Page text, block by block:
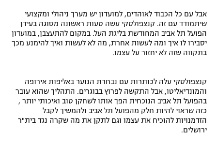
אבל עם כל הכבוד לאוהדים, למועדון יש מערך ניהולי ומקצועי
שיתמודד עם זה. קנצפולסקי עשה טעות ראשונה מסוגה בעידן
הפועל תל אביב המחודשת בליגת העל. במקום להתעצבן, במועדון
יסבירו לו איך ומה לעשות אחרת, מה לא לעשות ואיך להימנע מכך
בתקווה שזה לא יחזור על עצמו.
קנצפולסקי עלה לכותרות עם נבחרת הנוער באליפות אירופה
והמונדיאליטו, אבל התקשה לפרוץ בבוגרים. התהליך שהוא עובר
בהפועל תל אביב הנוכחית הפך אותו לשחקן טוב ואיכותי יותר ,
כזה שראוי להיות חלק מהפועל תל אביב ולהמשיך לקבל
הזדמנויות להוכיח את עצמו וגם לתקן את מה שקרה נגד בית"ר
ירושלים.